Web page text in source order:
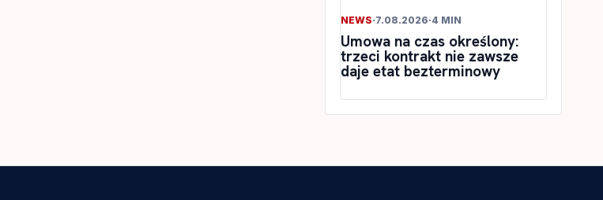
NEWS·7.08.2026·4 MIN
Umowa na czas określony:
trzeci kontrakt nie zawsze
daje etat bezterminowy